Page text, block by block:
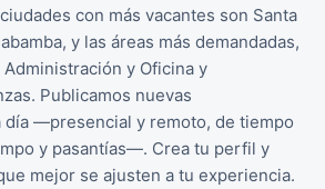
con más vacantes son Santa
y las áreas más demandadas,
y Oficina y
Publicamos nuevas
día —presencial y remoto, de tiempo
y pasantías—. Crea tu perfil y
mejor se ajusten a tu experiencia.